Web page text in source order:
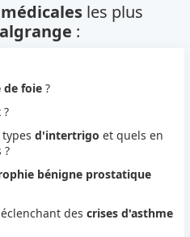
les plus
:
de foie ?
typesd'intertrigo et quels en
?
bénigne prostatique
descrises d'asthme